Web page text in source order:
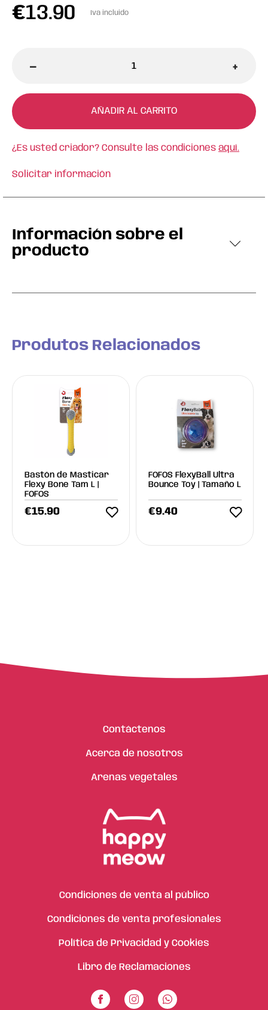
€13.90 Iva incluido
- +
AÑADIR AL CARRITO
¿Es usted criador? Consulte las condiciones aquí.
Solicitar información
Información sobre el
producto
Produtos Relacionados
Bastón de Masticar
Flexy Bone Tam L |
FOFOS
€15.90
FOFOS FlexyBall Ultra
Bounce Toy | Tamaño L
€9.40
Contáctenos
Acerca de nosotros
Arenas vegetales
Condiciones de venta al público
Condiciones de venta profesionales
Política de Privacidad y Cookies
Libro de Reclamaciones